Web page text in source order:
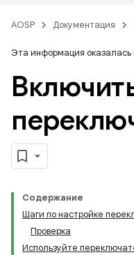
AOSP Документация
Эта информация оказалась
Содержание
Шаги по настройке
Проверка
Используйте